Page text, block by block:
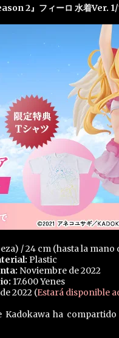
2』フィーロ 水着Ver.
/ 24 cm (hasta la mano
Plastic
Noviembre de 2022
17.600 Yenes
2022 (Estará disponible
ha